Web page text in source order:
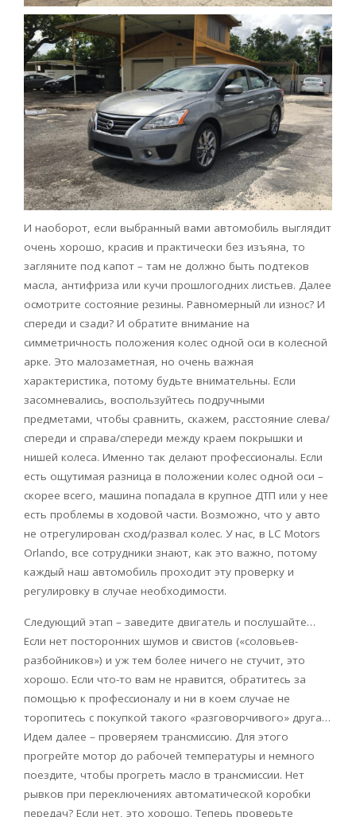
И наоборот, если выбранный вами автомобиль выглядит
очень хорошо, красив и практически без изъяна, то
загляните под капот – там не должно быть подтеков
масла, антифриза или кучи прошлогодних листьев. Далее
осмотрите состояние резины. Равномерный ли износ? И
спереди и сзади? И обратите внимание на
симметричность положения колес одной оси в колесной
арке. Это малозаметная, но очень важная
характеристика, потому будьте внимательны. Если
засомневались, воспользуйтесь подручными
предметами, чтобы сравнить, скажем, расстояние слева/
спереди и справа/спереди между краем покрышки и
нишей колеса. Именно так делают профессионалы. Если
есть ощутимая разница в положении колес одной оси –
скорее всего, машина попадала в крупное ДТП или у нее
есть проблемы в ходовой части. Возможно, что у авто
не отрегулирован сход/развал колес. У нас, в LC Motors
Orlando, все сотрудники знают, как это важно, потому
каждый наш автомобиль проходит эту проверку и
регулировку в случае необходимости.
Следующий этап – заведите двигатель и послушайте…
Если нет посторонних шумов и свистов («соловьев-
разбойников») и уж тем более ничего не стучит, это
хорошо. Если что-то вам не нравится, обратитесь за
помощью к профессионалу и ни в коем случае не
торопитесь с покупкой такого «разговорчивого» друга…
Идем далее – проверяем трансмиссию. Для этого
прогрейте мотор до рабочей температуры и немного
поездите, чтобы прогреть масло в трансмиссии. Нет
рывков при переключениях автоматической коробки
передач? Если нет, это хорошо. Теперь проверьте